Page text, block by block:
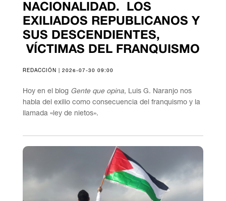
NACIONALIDAD. LOS
EXILIADOS REPUBLICANOS Y
SUS DESCENDIENTES,
VÍCTIMAS DEL FRANQUISMO
REDACCIÓN | 2026-07-30 09:00
Hoy en el blog Gente que opina, Luis G. Naranjo nos
habla del exilio como consecuencia del franquismo y la
llamada «ley de nietos».